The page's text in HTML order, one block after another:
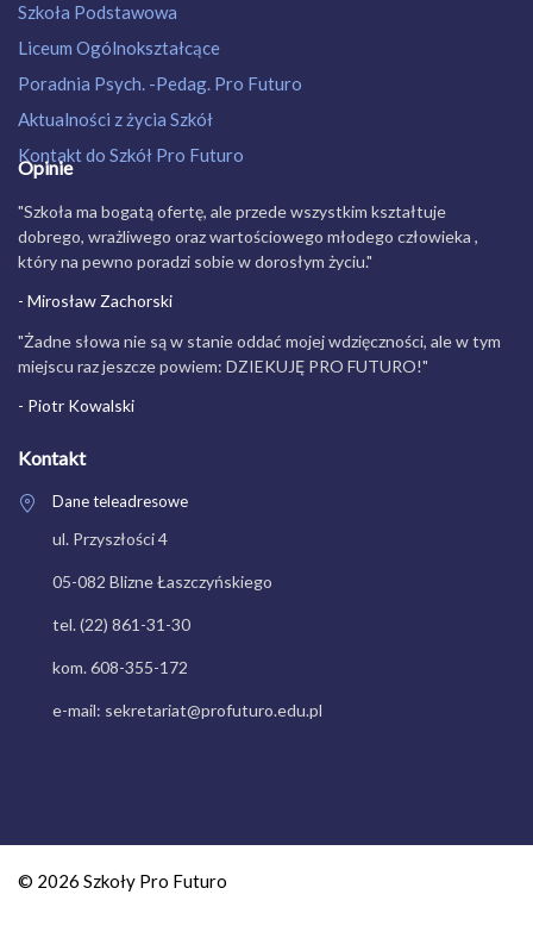
Szkoła Podstawowa
Liceum Ogólnokształcące
Poradnia Psych. -Pedag. Pro Futuro
Aktualności z życia Szkół
Kontakt do Szkół Pro Futuro
Opinie
"Szkoła ma bogatą ofertę, ale przede wszystkim kształtuje
dobrego, wrażliwego oraz wartościowego młodego człowieka ,
który na pewno poradzi sobie w dorosłym życiu."
- Mirosław Zachorski
"Żadne słowa nie są w stanie oddać mojej wdzięczności, ale w tym
miejscu raz jeszcze powiem: DZIEKUJĘ PRO FUTURO!"
- Piotr Kowalski
Kontakt
Dane teleadresowe
ul. Przyszłości 4
05-082 Blizne Łaszczyńskiego
tel. (22) 861-31-30
kom. 608-355-172
e-mail: sekretariat@profuturo.edu.pl
© 2026 Szkoły Pro Futuro